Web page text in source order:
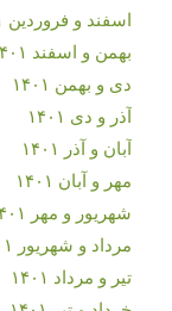
اسفند و فروردین ۱۴۰۱
بهمن و اسفند ۱۴۰۱
دی و بهمن ۱۴۰۱
آذر و دی ۱۴۰۱
آبان و آذر ۱۴۰۱
مهر و آبان ۱۴۰۱
شهریور و مهر ۱۴۰۱
مرداد و شهریور ۱۴۰۱
تیر و مرداد ۱۴۰۱